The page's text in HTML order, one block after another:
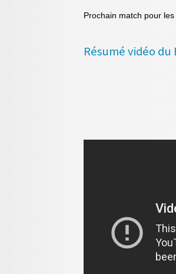
Prochain match pour les
Résumé vidéo du